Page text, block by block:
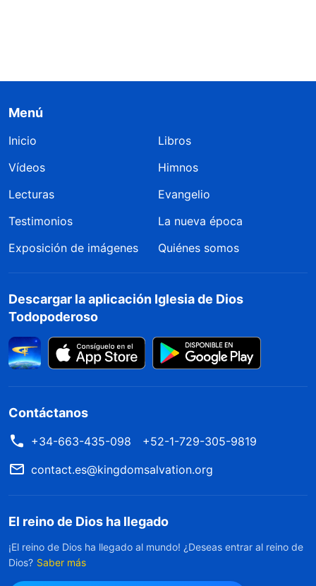
Menú
Inicio
Libros
Vídeos
Himnos
Lecturas
Evangelio
Testimonios
La nueva época
Exposición de imágenes
Quiénes somos
Descargar la aplicación Iglesia de Dios
Todopoderoso
Contáctanos
+34-663-435-098
+52-1-729-305-9819
contact.es@kingdomsalvation.org
El reino de Dios ha llegado
¡El reino de Dios ha llegado al mundo! ¿Deseas entrar al reino de
Dios? Saber más